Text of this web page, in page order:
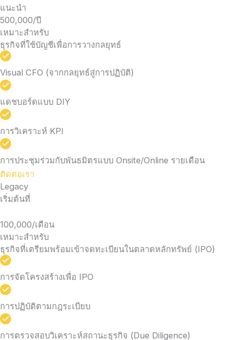
แนะนำ
500,000/ปี
เหมาะสำหรับ
ธุรกิจที่ใช้บัญชีเพื่อการวางกลยุทธ์
Visual CFO (จากกลยุทธ์สู่การปฏิบัติ)
แดชบอร์ดแบบ DIY
การวิเคราะห์ KPI
การประชุมร่วมกับพันธมิตรแบบ Onsite/Online รายเดือน
ติดต่อเรา
Legacy
เริ่มต้นที่
100,000/เดือน
เหมาะสำหรับ
ธุรกิจที่เตรียมพร้อมเข้าจดทะเบียนในตลาดหลักทรัพย์ (IPO)
การจัดโครงสร้างเพื่อ IPO
การปฏิบัติตามกฎระเบียบ
การตรวจสอบวิเคราะห์สถานะธุรกิจ (Due Diligence)